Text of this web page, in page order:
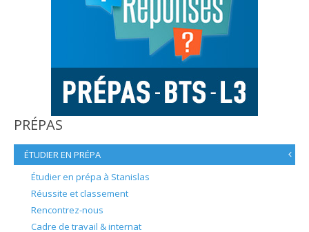
PRÉPAS
ÉTUDIER EN PRÉPA
Étudier en prépa à Stanislas
Réussite et classement
Rencontrez-nous
Cadre de travail & internat